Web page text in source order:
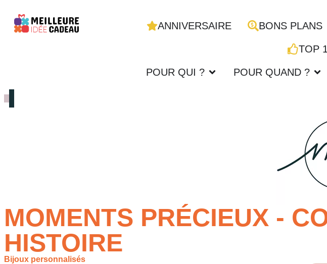
ANNIVERSAIRE BONS PLANS
TOP
POUR QUI ? POUR QUAND ?
MOMENTS PRÉCIEUX -
HISTOIRE
Bijoux personnalisés